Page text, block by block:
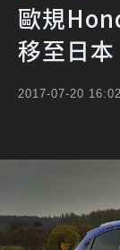
歐規
移至日本
2017-07-20 16:02